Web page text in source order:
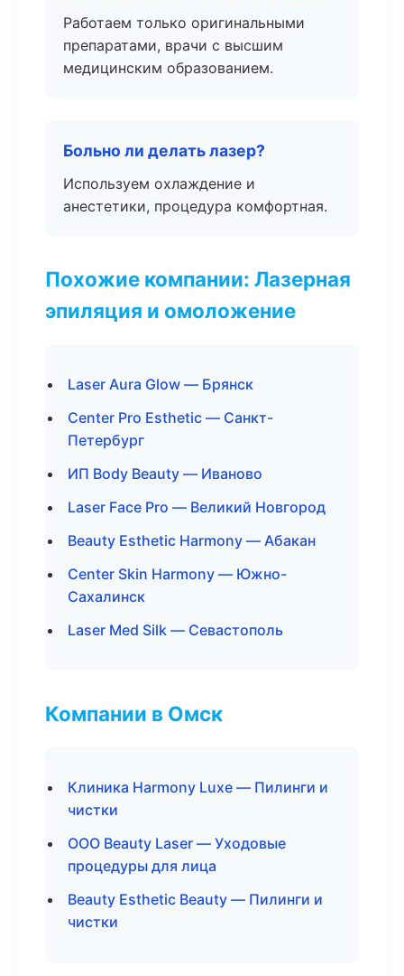
Работаем только оригинальными
препаратами, врачи с высшим
медицинским образованием.
Больно ли делать лазер?
Используем охлаждение и
анестетики, процедура комфортная.
Похожие компании: Лазерная
эпиляция и омоложение
Laser Aura Glow — Брянск
Center Pro Esthetic — Санкт-
Петербург
ИП Body Beauty — Иваново
Laser Face Pro — Великий Новгород
Beauty Esthetic Harmony — Абакан
Center Skin Harmony — Южно-
Сахалинск
Laser Med Silk — Севастополь
Компании в Омск
Клиника Harmony Luxe — Пилинги и
чистки
ООО Beauty Laser — Уходовые
процедуры для лица
Beauty Esthetic Beauty — Пилинги и
чистки